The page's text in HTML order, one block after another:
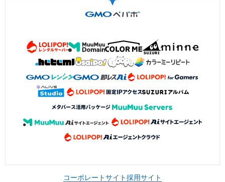
コーポレートサイト採用サイト